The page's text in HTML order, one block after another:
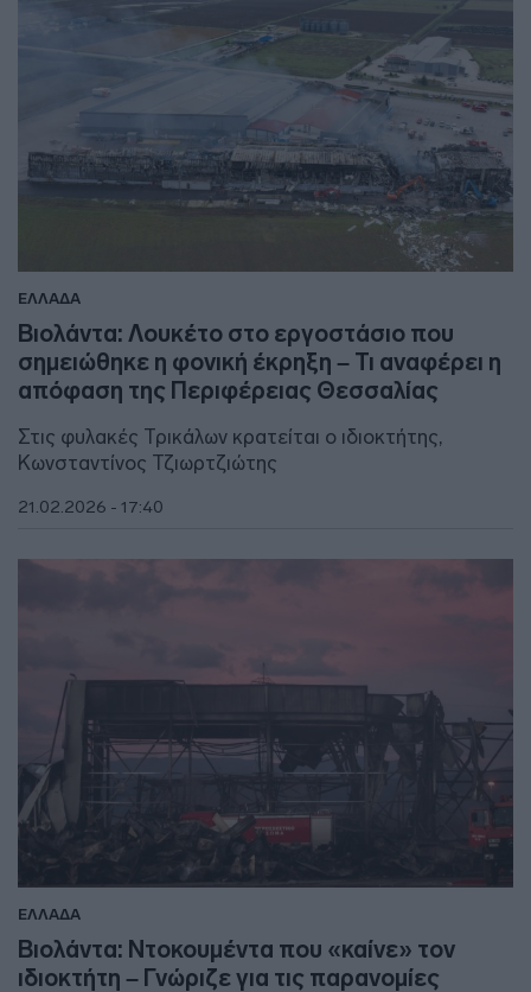
ΕΛΛΑΔΑ
Βιολάντα: Λουκέτο στο εργοστάσιο που
σημειώθηκε η φονική έκρηξη – Τι αναφέρει η
απόφαση της Περιφέρειας Θεσσαλίας
Στις φυλακές Τρικάλων κρατείται ο ιδιοκτήτης,
Κωνσταντίνος Τζιωρτζιώτης
21.02.2026 - 17:40
ΕΛΛΑΔΑ
Βιολάντα: Ντοκουμέντα που «καίνε» τον
ιδιοκτήτη – Γνώριζε για τις παρανομίες